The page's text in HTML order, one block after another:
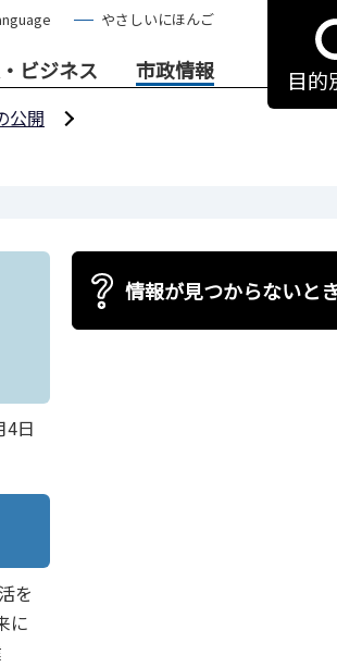
やさしいにほんご
ビジネス 市政情報 目的
公開
4日
を
に
情報が見つからないと